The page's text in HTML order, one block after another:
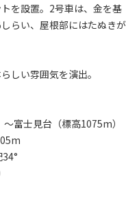
を設置。2号車は、金を基
らい、屋根部にはたぬきが
しい雰囲気を演出。
富士見台（標高1075m）